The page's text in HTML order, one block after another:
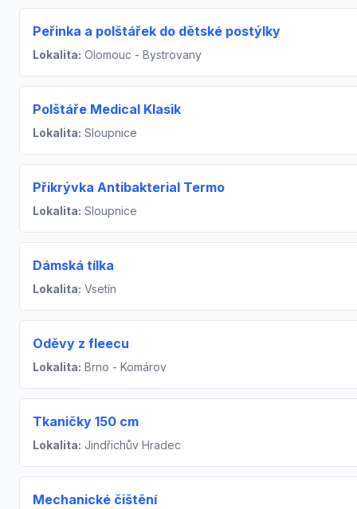
Peřinka a polštářek do dětské postýlky
Lokalita: Olomouc - Bystrovany
Polštáře Medical Klasik
Lokalita: Sloupnice
Přikrývka Antibakterial Termo
Lokalita: Sloupnice
Dámská tílka
Lokalita: Vsetín
Oděvy z fleecu
Lokalita: Brno - Komárov
Tkaničky 150 cm
Lokalita: Jindřichův Hradec
Mechanické čištění